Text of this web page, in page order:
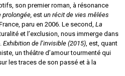
son premier roman, à résonance
prolongée, est un récit de vies mêlées
paru en 2006. Le second, La
et l’exclusion, nous immerge dans
Exhibition de l’invisible (2015), est, quant
un théâtre d’amour tourmenté qui
les traces de son passé et à la